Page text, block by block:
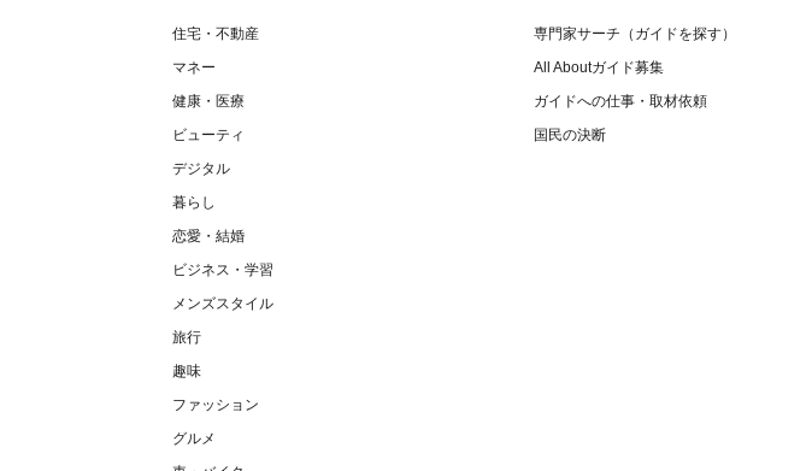
住宅・不動産
マネー
健康・医療
ビューティ
デジタル
暮らし
恋愛・結婚
ビジネス・学習
メンズスタイル
旅行
趣味
ファッション
グルメ
専門家サーチ（ガイドを探す）
All Aboutガイド募集
ガイドへの仕事・取材依頼
国民の決断